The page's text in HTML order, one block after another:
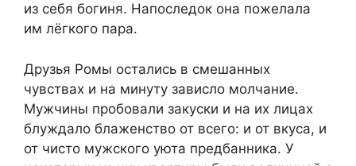
из себя богиня. Напоследок она пожелала
им лёгкого пара.
Друзья Ромы остались в смешанных
чувствах и на минуту зависло молчание.
Мужчины пробовали закуски и на их лицах
блуждало блаженство от всего: и от вкуса, и
от чисто мужского уюта предбанника. У